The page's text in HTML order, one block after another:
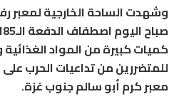
وشهدت الساحة الخارجية لمعبر
كميات كبيرة من المواد الغذائية
للمتضررين من تداعيات الحرب على
معبر كرم أبو سالم جنوب غزة.